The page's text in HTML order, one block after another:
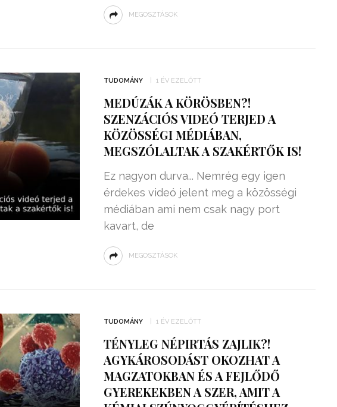
MEGOSZTÁSOK
TUDOMÁNY 1 ÉV EZELŐTT
MEDÚZÁK A KÖRÖSBEN?!
SZENZÁCIÓS VIDEÓ TERJED A
KÖZÖSSÉGI MÉDIÁBAN,
MEGSZÓLALTAK A SZAKÉRTŐK IS!
Ez nagyon durva... Nemrég egy igen
érdekes videó jelent meg a közösségi
médiában ami nem csak nagy port
kavart, de
MEGOSZTÁSOK
TUDOMÁNY 1 ÉV EZELŐTT
TÉNYLEG NÉPIRTÁS ZAJLIK?!
AGYKÁROSODÁST OKOZHAT A
MAGZATOKBAN ÉS A FEJLŐDŐ
GYEREKEKBEN A SZER, AMIT A